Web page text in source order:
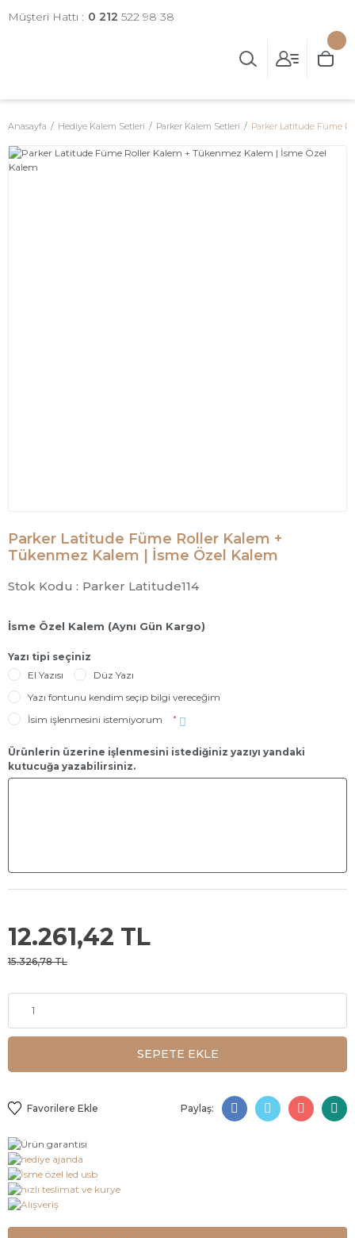
Müşteri Hattı : 0 212 522 98 38
Anasayfa Hediye Kalem Setleri Parker Kalem Setleri Parker Latitude Füme
Parker Latitude Füme Roller Kalem +
Tükenmez Kalem | İsme Özel Kalem
Stok Kodu : Parker Latitude114
İsme Özel Kalem (Aynı Gün Kargo)
Yazı tipi seçiniz
El Yazısı
Düz Yazı
Yazı fontunu kendim seçip bilgi vereceğim
İsim işlenmesini istemiyorum
*
Ürünlerin üzerine işlenmesini istediğiniz yazıyı yandaki
kutucuğa yazabilirsiniz.
12.261,42 TL
15.326,78 TL
SEPETE EKLE
Paylaş: